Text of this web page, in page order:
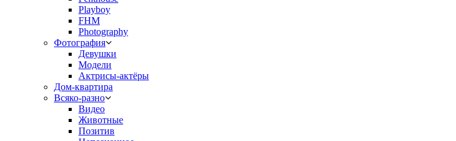
Playboy
FHM
Photography
Фотография
Девушки
Модели
Актрисы-актёры
Дом-квартира
Всяко-разно
Видео
Животные
Позитив